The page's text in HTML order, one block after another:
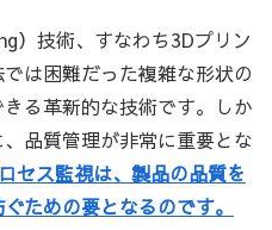
技術、すなわち3Dプリン
は困難だった複雑な形状の
る革新的な技術です。しか
品質管理が非常に重要とな
セス監視は、製品の品質を
ための要となるのです。